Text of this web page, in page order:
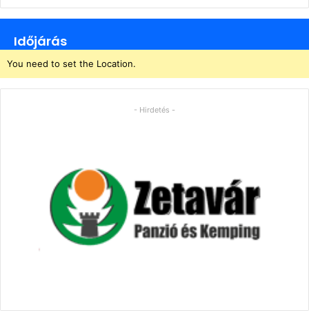
Időjárás
You need to set the Location.
- Hirdetés -